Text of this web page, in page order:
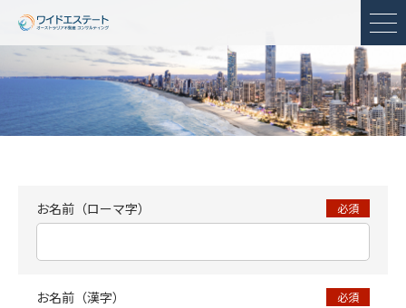
メ
お名前（ローマ字） 必須
お名前（漢字） 必須